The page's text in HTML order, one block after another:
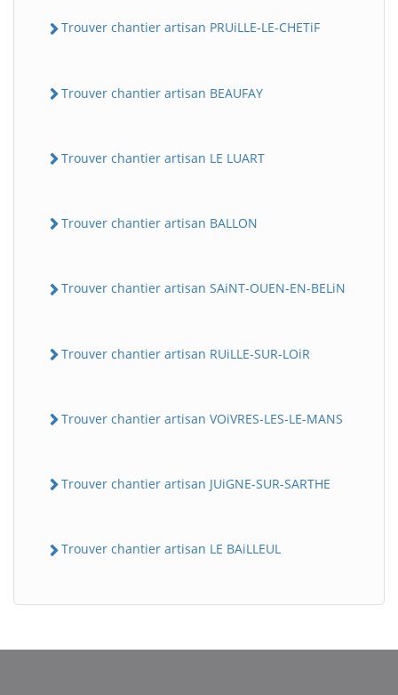
Trouver chantier artisan PRUiLLE-LE-CHETiF
Trouver chantier artisan BEAUFAY
Trouver chantier artisan LE LUART
Trouver chantier artisan BALLON
Trouver chantier artisan SAiNT-OUEN-EN-BELiN
Trouver chantier artisan RUiLLE-SUR-LOiR
Trouver chantier artisan VOiVRES-LES-LE-MANS
Trouver chantier artisan JUiGNE-SUR-SARTHE
Trouver chantier artisan LE BAiLLEUL
BatiWebPro